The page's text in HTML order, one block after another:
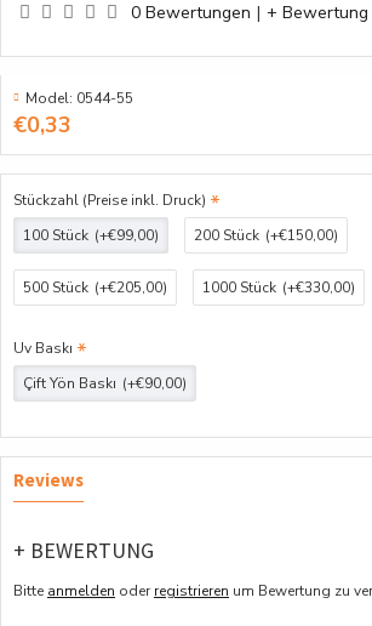
0 Bewertungen | + Bewertung
€0,33
Model: 0544-55
Stückzahl (Preise inkl. Druck)
100 Stück (+€99,00) 200 Stück (+€150,00)
500 Stück (+€205,00) 1000 Stück (+€330,00)
Uv Baskı
Çift Yön Baskı (+€90,00)
Reviews
+ BEWERTUNG
Bitte anmelden oderregistrieren um Bewertung zu